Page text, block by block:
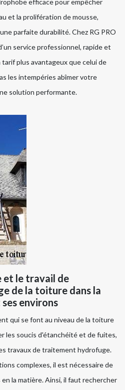
efficace pour empêcher
et la prolifération de mousse,
parfaite durabilité. Chez RG PRO
service professionnel, rapide et
plus avantageux que celui de
les intempéries abîmer votre
solution performante.
et le travail de
de la toiture dans la
environs
qui se font au niveau de la toiture
les soucis d'étanchéité et de fuites,
travaux de traitement hydrofuge.
complexes, il est nécessaire de
la matière. Ainsi, il faut rechercher